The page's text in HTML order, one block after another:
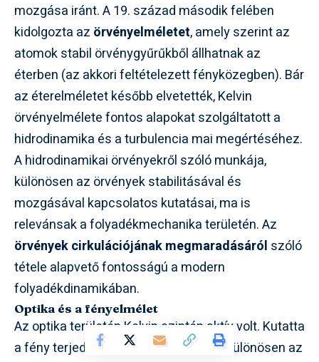
mozgása iránt. A 19. század második felében
kidolgozta az örvényelméletet, amely szerint az
atomok stabil örvénygyűrűkből állhatnak az
éterben (az akkori feltételezett fényközegben). Bár
az éterelméletet később elvetették, Kelvin
örvényelmélete fontos alapokat szolgáltatott a
hidrodinamika és a turbulencia mai megértéséhez.
A hidrodinamikai örvényekről szóló munkája,
különösen az örvények stabilitásával és
mozgásával kapcsolatos kutatásai, ma is
relevánsak a folyadékmechanika területén. Az
örvények cirkulációjának megmaradásáról szóló
tétele alapvető fontosságú a modern
folyadékdinamikában.
Optika és a fényelmélet
Az optika területén Kelvin szintén aktív volt. Kutatta
a fény terjedését és a fényelméletet, különösen az